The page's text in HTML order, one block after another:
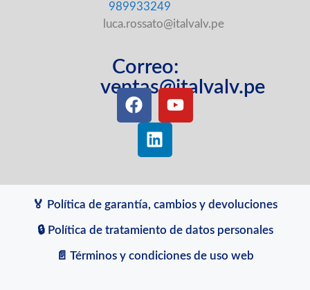
989933249
luca.rossato@italvalv.pe
Correo:
ventas@italvalv.pe
🏅 Política de garantía, cambios y devoluciones
🔒 Política de tratamiento de datos personales
📄 Términos y condiciones de uso web